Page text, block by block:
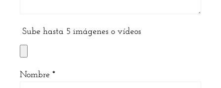
Sube hasta 5 imágenes o vídeos
Nombre *